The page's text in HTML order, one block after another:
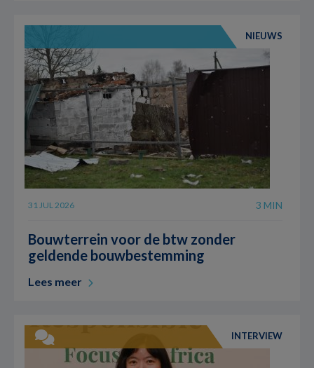
NIEUWS
31 JUL 2026 3 MIN
Bouwterrein voor de btw zonder
geldende bouwbestemming
Lees meer
INTERVIEW